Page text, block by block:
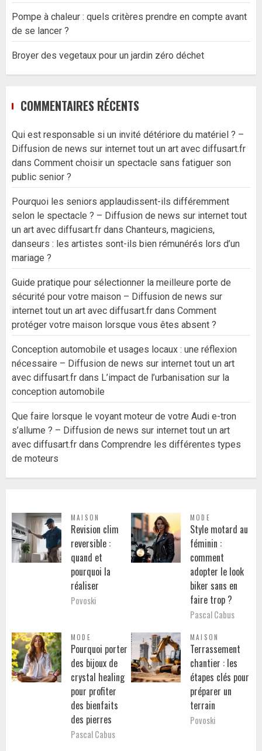
Pompe à chaleur : quels critères prendre en compte avant
de se lancer ?
Broyer des vegetaux pour un jardin zéro déchet
COMMENTAIRES RÉCENTS
Qui est responsable si un invité détériore du matériel ? –
Diffusion de news sur internet tout un art avec diffusart.fr
dans Comment choisir un spectacle sans fatiguer son
public senior ?
Pourquoi les seniors applaudissent-ils différemment
selon le spectacle ? – Diffusion de news sur internet tout
un art avec diffusart.fr dans Chanteurs, magiciens,
danseurs : les artistes sont-ils bien rémunérés lors d’un
mariage ?
Guide pratique pour sélectionner la meilleure porte de
sécurité pour votre maison – Diffusion de news sur
internet tout un art avec diffusart.fr dans Comment
protéger votre maison lorsque vous êtes absent ?
Conception automobile et usages locaux : une réflexion
nécessaire – Diffusion de news sur internet tout un art
avec diffusart.fr dans L’impact de l’urbanisation sur la
conception automobile
Que faire lorsque le voyant moteur de votre Audi e-tron
s’allume ? – Diffusion de news sur internet tout un art
avec diffusart.fr dans Comprendre les différentes types
de moteurs
MAISON
Revision clim
reversible :
quand et
pourquoi la
réaliser
Povoski
MODE
Style motard au
féminin :
comment
adopter le look
biker sans en
faire trop ?
Pascal Cabus
MODE
Pourquoi porter
des bijoux de
crystal healing
pour profiter
des bienfaits
des pierres
Pascal Cabus
MAISON
Terrassement
chantier : les
étapes clés pour
préparer un
terrain
Povoski